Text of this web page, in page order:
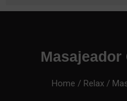
Home / Relax/